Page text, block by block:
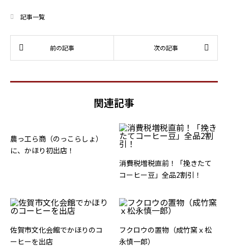
記事一覧
関連記事
農っ工ら商（のっこらしょ）
に、かほり初出店！
消費税増税直前！「挽きたて
コーヒー豆」全品2割引！
佐賀市文化会館でかほりのコ
ーヒーを出店
フクロウの置物（成竹窯ｘ松
永慎一郎）